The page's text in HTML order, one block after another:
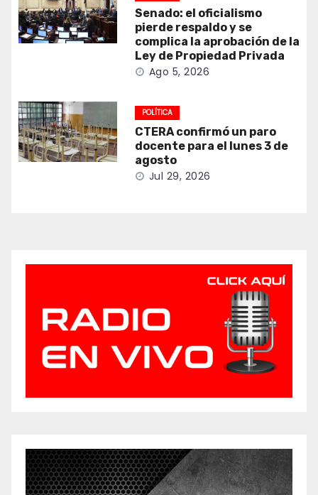
Senado: el oficialismo
pierde respaldo y se
complica la aprobación de la
Ley de Propiedad Privada
Ago 5, 2026
POLÍTICA
CTERA confirmó un paro
docente para el lunes 3 de
agosto
Jul 29, 2026